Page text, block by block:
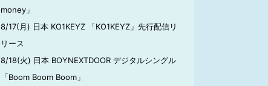
money」
8/17(月) 日本 KO1KEYZ 「KO1KEYZ」先行配信リ
リース
8/18(火) 日本 BOYNEXTDOOR デジタルシングル
「Boom Boom Boom」